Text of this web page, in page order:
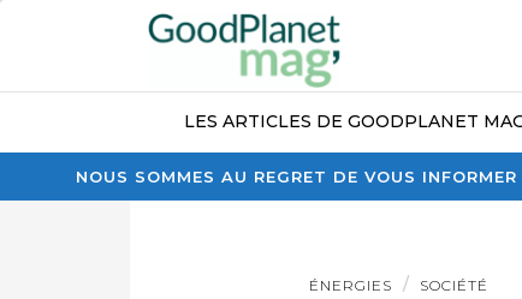
NOUS SOMMES AU REGRET DE VOUS
LES ARTICLES DE GOODPLANET
ÉNERGIES SOCIÉTÉ